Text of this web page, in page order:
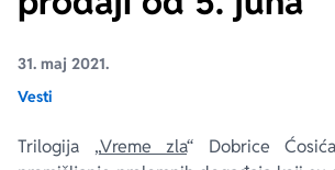
31. maj 2021.
Vesti
Trilogija „Vreme zla“ Dobrice
Ekranizovane knjige
Poezija
Bojan Ljubenović
Peter Handke